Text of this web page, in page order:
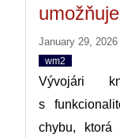
January 29, 2026
wm2
Vývojári
s
chybu, ktorá